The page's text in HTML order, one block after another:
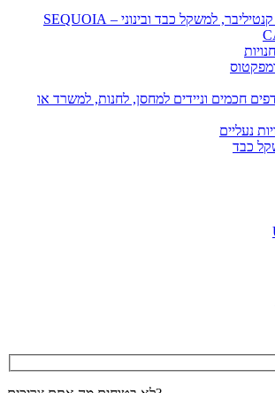
מערכת מדפים קנטיליבר, למשקל כבד ובינוני – SEQUOIA
חכמים וניידים למחסן, לחנות, למשרד או
נעליים
כבד